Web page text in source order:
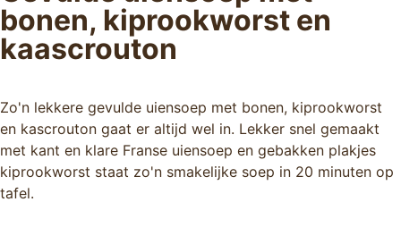
bonen, kiprookworst en
kaascrouton
Zo'n lekkere gevulde uiensoep met bonen, kiprookworst
en kascrouton gaat er altijd wel in. Lekker snel gemaakt
met kant en klare Franse uiensoep en gebakken plakjes
kiprookworst staat zo'n smakelijke soep in 20 minuten op
tafel.